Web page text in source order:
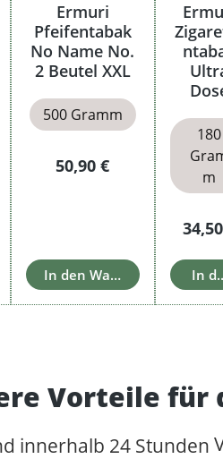
Ermuri
Pfeifentabak
No Name No.
2 Beutel XXL
500 Gramm
Regulärer Preis:
50,90 €
In den Warenkorb
180
m
In
Vorteile für